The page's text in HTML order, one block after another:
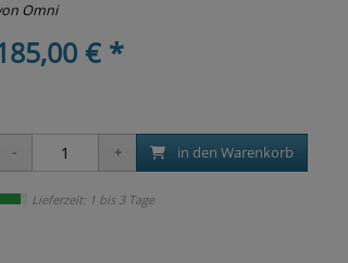
Omni
€ *
in den Warenkorb
Lieferzeit: 1 bis 3 Tage